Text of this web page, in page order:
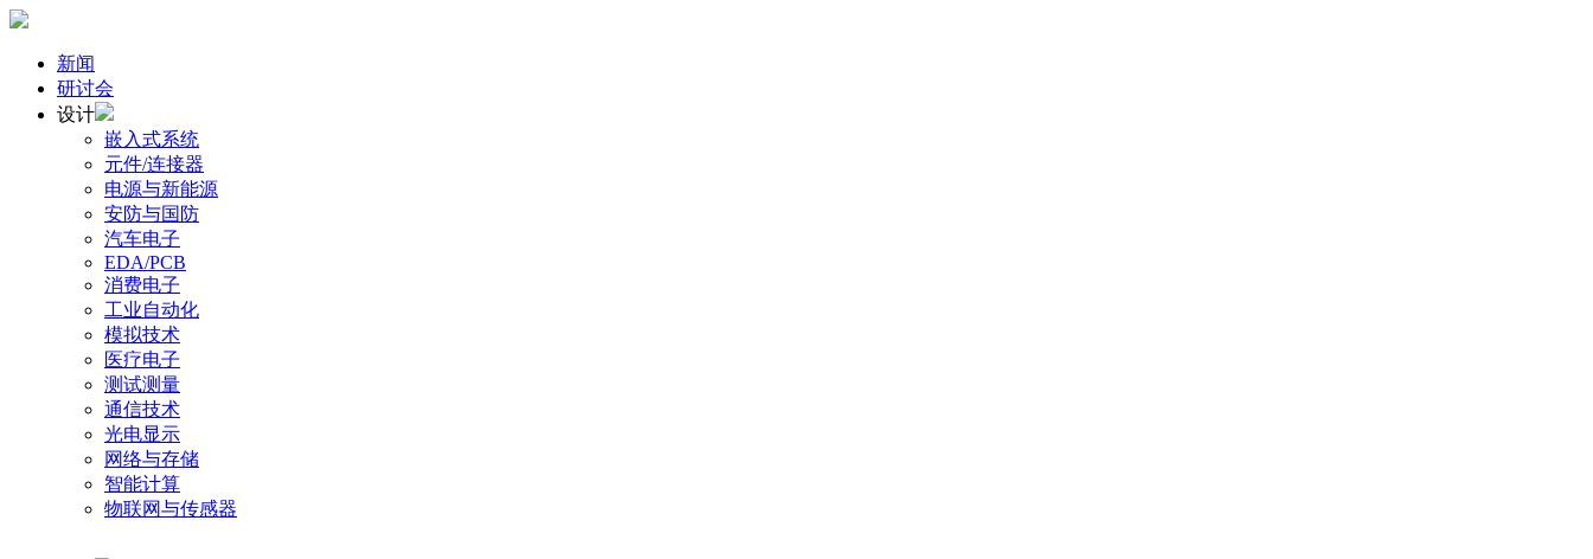
新闻
研讨会
设计
嵌入式系统
元件/连接器
电源与新能源
安防与国防
汽车电子
EDA/PCB
消费电子
工业自动化
模拟技术
医疗电子
测试测量
通信技术
光电显示
网络与存储
智能计算
物联网与传感器